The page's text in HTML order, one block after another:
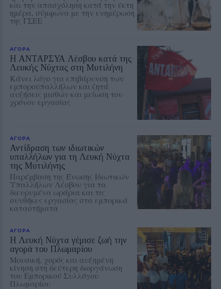
και την απασχόληση κατά την έκτη
ημέρα, σύμφωνα με την ενημέρωση
της ΓΣΕΕ
ΑΓΟΡΑ
Η ΑΝΤΑΡΣΥΑ Λέσβου κατά της
Λευκής Νύχτας στη Μυτιλήνη
Κάνει λόγο για επιβάρυνση των
εμποροϋπαλλήλων και ζητά
αυξήσεις μισθών και μείωση του
χρόνου εργασίας
ΑΓΟΡΑ
Αντίδραση των ιδιωτικών
υπαλλήλων για τη Λευκή Νύχτα
της Μυτιλήνης
Παρέμβαση της Ένωσης Ιδιωτικών
Υπαλλήλων Λέσβου για τα
διευρυμένα ωράρια και τις
συνθήκες εργασίας στα εμπορικά
καταστήματα
ΑΓΟΡΑ
Η Λευκή Νύχτα γέμισε ζωή την
αγορά του Πλωμαρίου
Μουσική, χορός και αυξημένη
κίνηση στη δεύτερη διοργάνωση
του Εμπορικού Συλλόγου
Πλωμαρίου